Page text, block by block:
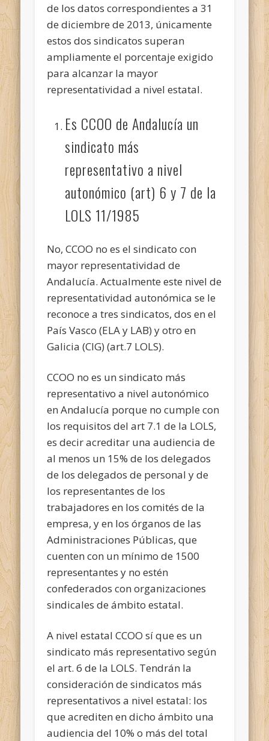
de los datos correspondien­tes a 31
de diciembre de 2013, únicamente
estos dos sindicatos superan
ampliamente el porcentaje exigido
para alcanzar la mayor
representatividad a nivel estatal.
Es CCOO de Andalucía un
sindicato más
representativo a nivel
autonómico (art) 6 y 7 de la
LOLS 11/1985
No, CCOO no es el sindicato con
mayor representatividad de
Andalucía. Actualmente este nivel de
representatividad autonómica se le
reconoce a tres sindicatos, dos en el
País Vasco (ELA y LAB) y otro en
Galicia (CIG) (art.7 LOLS).
CCOO no es un sindicato más
representativo a nivel autonómico
en Andalucía porque no cumple con
los requisitos del art 7.1 de la LOLS,
es decir acreditar una audiencia de
al menos un 15% de los delegados
de los delegados de personal y de
los representantes de los
trabajadores en los comités de la
empresa, y en los órganos de las
Administraciones Públicas, que
cuenten con un mínimo de 1500
representantes y no estén
confederados con organizaciones
sindicales de ámbito estatal.
A nivel estatal CCOO sí que es un
sindicato más representativo según
el art. 6 de la LOLS. Tendrán la
consideración de sindicatos más
representativos a nivel estatal: los
que acrediten en dicho ámbito una
audiencia del 10% o más del total